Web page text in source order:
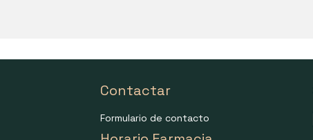
Contactar
Formulario de contacto